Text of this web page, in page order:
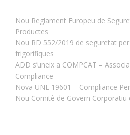
Nou Reglament Europeu de
Productes
Nou RD 552/2019 de seguretat per
frigorífiques
ADD s’uneix a COMPCAT –
Compliance
Nova UNE 19601 – Compliance
Nou Comitè de Govern Corporatiu